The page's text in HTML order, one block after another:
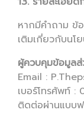
หากมีคำถาม ข้
เติมเกี่ยวกับนโ
ผู้ควบคุมข้อมูล
Email :
เบอร์โทรศัพท์ :
ติดต่อผ่านแบบ